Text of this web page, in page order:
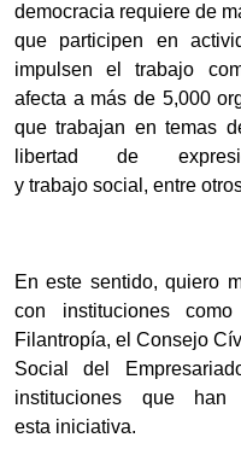
democracia requiere de
que participen en
impulsen el trabajo
afecta a más de 5,000
que trabajan en temas
libertad de
y trabajo social, entre
En este sentido, quiero
con instituciones
Filantropía, el Consejo
Social del
instituciones que
esta iniciativa.